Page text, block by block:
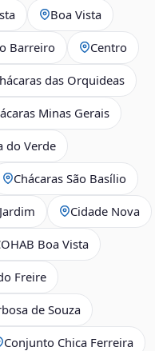
Boa Vista
Barreiro Centro
das Orquideas
Minas Gerais
do Verde
Chácaras São Basílio
Cidade Nova
Boa Vista
Freire
de Souza
Conjunto Chica Ferreira